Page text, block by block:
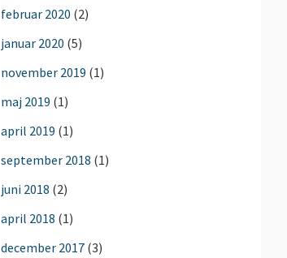
februar 2020 (2)
januar 2020 (5)
november 2019 (1)
maj 2019 (1)
april 2019 (1)
september 2018 (1)
juni 2018 (2)
april 2018 (1)
december 2017 (3)